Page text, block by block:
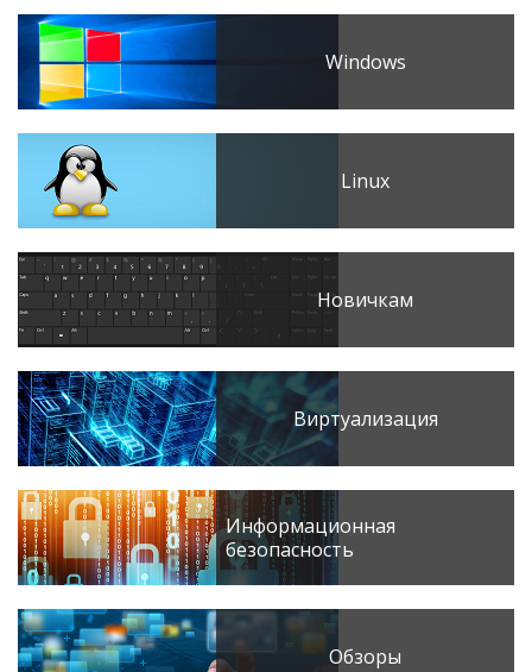
Windows
Linux
Новичкам
Виртуализация
Информационная
безопасность
Обзоры